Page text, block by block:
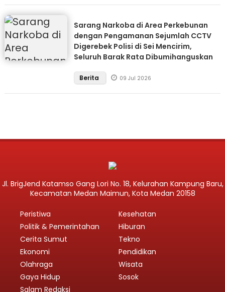
Sarang Narkoba di Area Perkebunan
dengan Pengamanan Sejumlah CCTV
Digerebek Polisi di Sei Mencirim,
Seluruh Barak Rata Dibumihanguskan
Berita 09 Jul 2026
Jl. BrigJend Katamso Gang Lori No. 18, Kelurahan Kampung Baru,
Kecamatan Medan Maimun, Kota Medan 20158
Peristiwa
Politik & Pemerintahan
Cerita Sumut
Ekonomi
Olahraga
Gaya Hidup
Kesehatan
Hiburan
Tekno
Pendidikan
Wisata
Sosok
Salam Redaksi